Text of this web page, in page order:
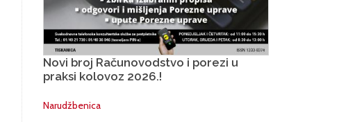
Novi broj Računovodstvo i porezi u
praksi kolovoz 2026.!
Narudžbenica